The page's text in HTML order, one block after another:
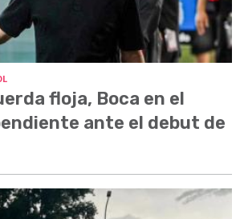
floja, Boca en el
ante el debut de